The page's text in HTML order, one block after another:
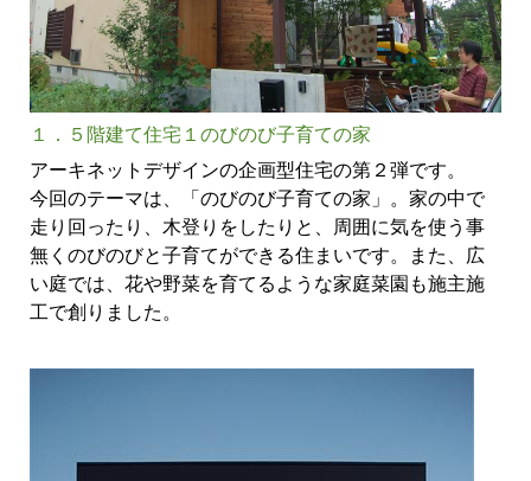
１．５階建て住宅１のびのび子育ての家
アーキネットデザインの企画型住宅の第２弾です。
今回のテーマは、「のびのび子育ての家」。家の中で
走り回ったり、木登りをしたりと、周囲に気を使う事
無くのびのびと子育てができる住まいです。また、広
い庭では、花や野菜を育てるような家庭菜園も施主施
工で創りました。